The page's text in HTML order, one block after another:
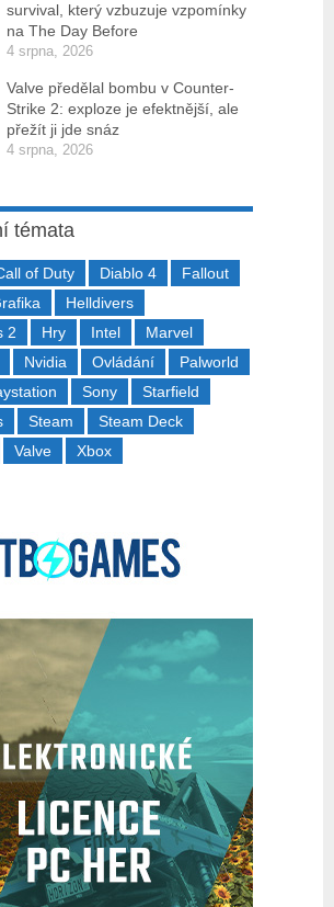
survival, který vzbuzuje vzpomínky
na The Day Before
4 srpna, 2026
Valve předělal bombu v Counter-
Strike 2: exploze je efektnější, ale
přežít ji jde snáz
4 srpna, 2026
témata
of Duty Diablo 4
Fallout
Helldivers
2
Hry Intel
Marvel
Nvidia Ovládání
Palworld
Sony
Starfield
Steam
Steam Deck
Valve Xbox